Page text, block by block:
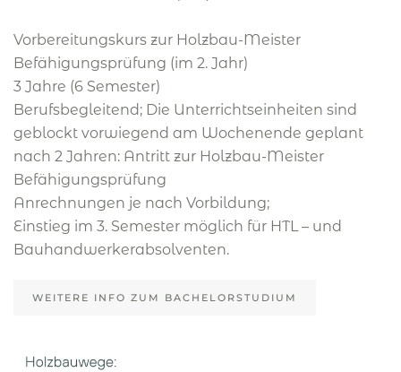
Vorbereitungskurs zur Holzbau-Meister
Befähigungsprüfung (im 2. Jahr)
3 Jahre (6 Semester)
Berufsbegleitend; Die Unterrichtseinheiten sind
geblockt vorwiegend am Wochenende geplant
nach 2 Jahren: Antritt zur Holzbau-Meister
Befähigungsprüfung
Anrechnungen je nach Vorbildung;
Einstieg im 3. Semester möglich für HTL – und
Bauhandwerkerabsolventen.
WEITERE INFO ZUM BACHELORSTUDIUM